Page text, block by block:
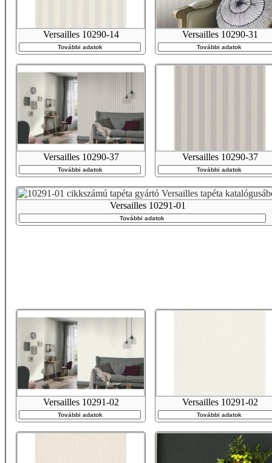
Versailles 10290-14
További adatok
Versailles 10290-31
További adatok
Versailles 10290-37
További adatok
Versailles 10290-37
További adatok
Versailles 10291-01
További adatok
Versailles 10291-02
További adatok
Versailles 10291-02
További adatok